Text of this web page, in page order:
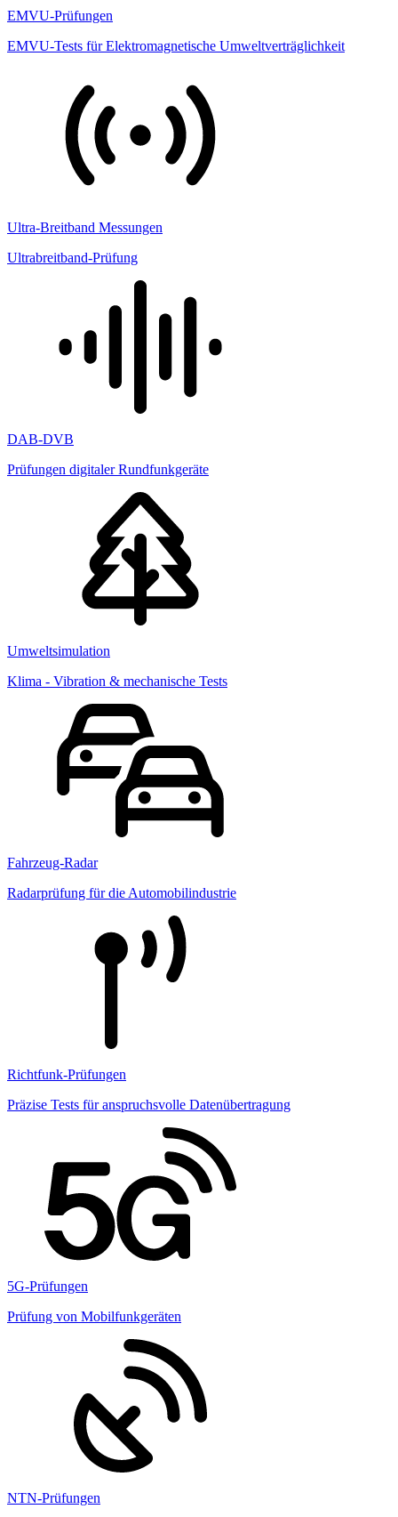
EMVU-Prüfungen
EMVU-Tests für Elektromagnetische Umweltverträglichkeit
Ultra-Breitband Messungen
Ultrabreitband-Prüfung
DAB-DVB
Prüfungen digitaler Rundfunkgeräte
Umweltsimulation
Klima - Vibration & mechanische Tests
Fahrzeug-Radar
Radarprüfung für die Automobilindustrie
Richtfunk-Prüfungen
Präzise Tests für anspruchsvolle Datenübertragung
5G-Prüfungen
Prüfung von Mobilfunkgeräten
NTN-Prüfungen